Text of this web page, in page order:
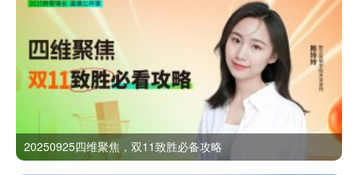
20250925四维聚焦，双11致胜必备攻略